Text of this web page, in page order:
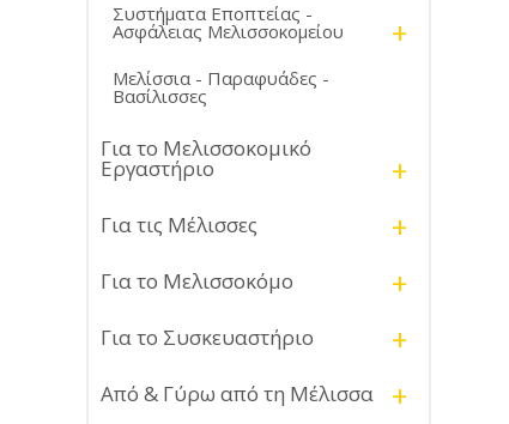
Συστήματα Εποπτείας -
Ασφάλειας Μελισσοκομείου +
Μελίσσια - Παραφυάδες -
Βασίλισσες
Για το Μελισσοκομικό
Εργαστήριο +
Για τις Μέλισσες +
Για το Μελισσοκόμο +
Για το Συσκευαστήριο +
Από & Γύρω από τη Μέλισσα +